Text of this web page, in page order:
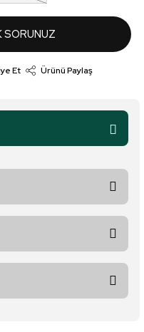
SORUNUZ
Et Ürünü Paylaş